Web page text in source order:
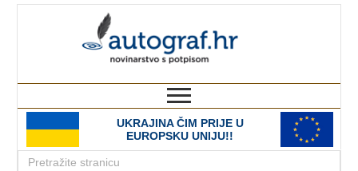
UKRAJINA ČIM PRIJE U
EUROPSKU UNIJU!!